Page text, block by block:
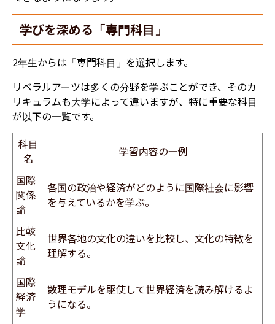
学びを深める「専門科目」
2年生からは「専門科目」を選択します。
リベラルアーツは多くの分野を学ぶことができ、そのカ
リキュラムも大学によって違いますが、特に重要な科目
が以下の一覧です。
科目
名
学習内容の一例
国際
関係
論
​各国の政治や経済がどのように国際社会に影響
を与えているかを学ぶ。
比較
文化
論
世界各地の文化の違いを比較し、文化の特徴を
理解する。
国際
経済
学
​数理モデルを駆使して世界経済を読み解けるよ
うになる。